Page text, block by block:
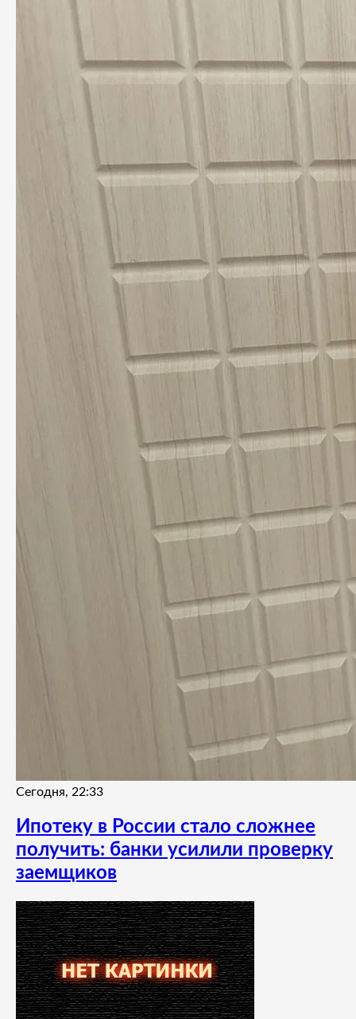
Сегодня, 22:33
Ипотеку в России стало сложнее
получить: банки усилили проверку
заемщиков